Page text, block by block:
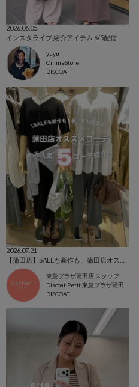
2026.06.05
インスタライブ 紹介アイテム 6/5配信
yuyu
OnlineStore
DISCOAT
2026.07.21
東急プラザ蒲田店 スタッフ
Discoat Petit 東急プラザ蒲田
DISCOAT